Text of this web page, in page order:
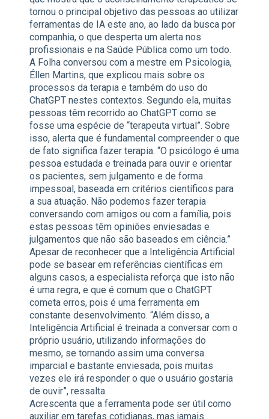
tornou o principal objetivo das pessoas ao utilizar
ferramentas de IA este ano, ao lado da busca por
companhia, o que desperta um alerta nos
profissionais e na Saúde Pública como um todo.
A Folha conversou com a mestre em Psicologia,
Éllen Martins, que explicou mais sobre os
processos da terapia e também do uso do
ChatGPT nestes contextos. Segundo ela, muitas
pessoas têm recorrido ao ChatGPT como se
fosse uma espécie de “terapeuta virtual”. Sobre
isso, alerta que é fundamental compreender o que
de fato significa fazer terapia. “O psicólogo é uma
pessoa estudada e treinada para ouvir e orientar
os pacientes, sem julgamento e de forma
impessoal, baseada em critérios científicos para
a sua atuação. Não podemos fazer terapia
conversando com amigos ou com a família, pois
estas pessoas têm opiniões enviesadas e
julgamentos que não são baseados em ciência.”
Apesar de reconhecer que a Inteligência Artificial
pode se basear em referências científicas em
alguns casos, a especialista reforça que isto não
é uma regra, e que é comum que o ChatGPT
cometa erros, pois é uma ferramenta em
constante desenvolvimento. “Além disso, a
Inteligência Artificial é treinada a conversar com o
próprio usuário, utilizando informações do
mesmo, se tornando assim uma conversa
imparcial e bastante enviesada, pois muitas
vezes ele irá responder o que o usuário gostaria
de ouvir”, ressalta.
Acrescenta que a ferramenta pode ser útil como
auxiliar em tarefas cotidianas, mas jamais